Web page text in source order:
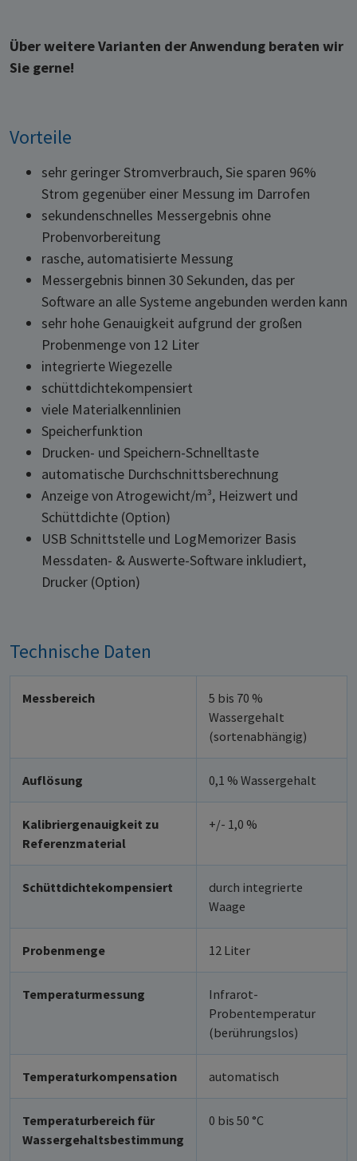
Über weitere Varianten der Anwendung beraten wir
Sie gerne!
Vorteile
sehr geringer Stromverbrauch, Sie sparen 96%
Strom gegenüber einer Messung im Darrofen
sekundenschnelles Messergebnis ohne
Probenvorbereitung
rasche, automatisierte Messung
Messergebnis binnen 30 Sekunden, das per
Software an alle Systeme angebunden werden kann
sehr hohe Genauigkeit aufgrund der großen
Probenmenge von 12 Liter
integrierte Wiegezelle
schüttdichtekompensiert
viele Materialkennlinien
Speicherfunktion
Drucken- und Speichern-Schnelltaste
automatische Durchschnittsberechnung
Anzeige von Atrogewicht/m³, Heizwert und
Schüttdichte (Option)
USB Schnittstelle und LogMemorizer Basis
Messdaten- & Auswerte-Software inkludiert,
Drucker (Option)
Technische Daten
Messbereich
5 bis 70 %
Wassergehalt
(sortenabhängig)
Auflösung 0,1 % Wassergehalt
Kalibriergenauigkeit zu
Referenzmaterial
+/- 1,0 %
Schüttdichtekompensiert
durch integrierte
Waage
Probenmenge 12 Liter
Temperaturmessung
Infrarot-
Probentemperatur
(berührungslos)
Temperaturkompensation automatisch
Temperaturbereich für
Wassergehaltsbestimmung
0 bis 50 °C